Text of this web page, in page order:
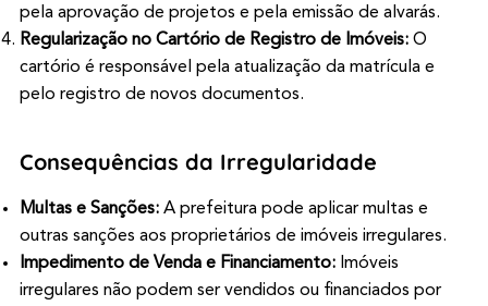
pela aprovação de projetos e pela emissão de alvarás.
Regularização no Cartório de Registro de Imóveis: O
cartório é responsável pela atualização da matrícula e
pelo registro de novos documentos.
Consequências da Irregularidade
Multas e Sanções: A prefeitura pode aplicar multas e
outras sanções aos proprietários de imóveis irregulares.
Impedimento de Venda e Financiamento: Imóveis
irregulares não podem ser vendidos ou financiados por